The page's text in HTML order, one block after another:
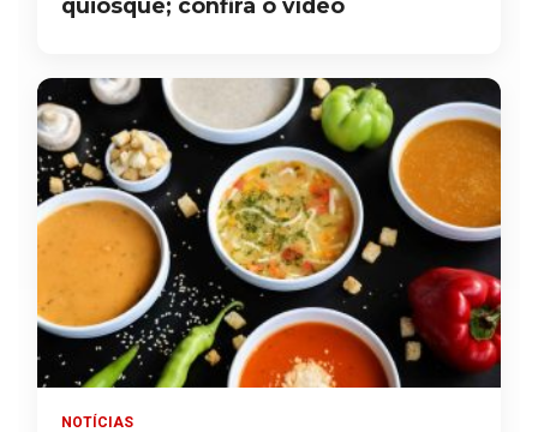
quiosque; confira o vídeo
NOTÍCIAS